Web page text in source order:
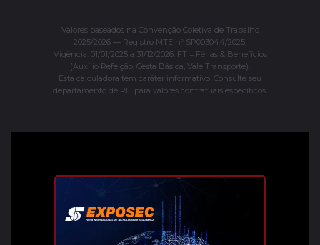
Valores baseados na Convenção Coletiva de Trabalho
2025/2026 — Registro MTE nº SP003044/2025.
Vigência: 01/01/2025 a 31/12/2026. FT = Férias & Benefícios
(Auxílio Refeição, Cesta Básica, Vale Transporte).
Esta calculadora tem caráter informativo. Consulte seu
departamento de RH para valores contratuais específicos.